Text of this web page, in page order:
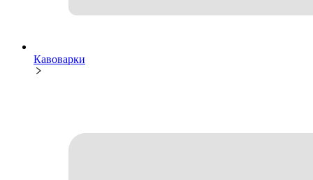
Кавоварки